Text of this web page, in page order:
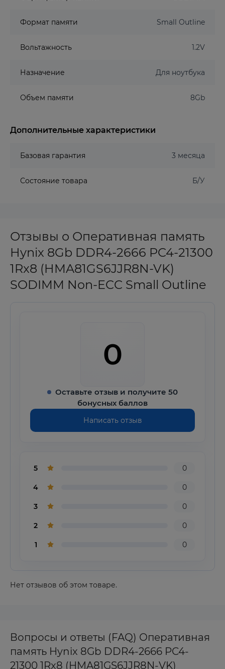
Формат памяти Small Outline
Вольтажность 1.2V
Назначение Для ноутбука
Объем памяти 8Gb
Дополнительные характеристики
Базовая гарантия 3 месяца
Состояние товара Б/У
Отзывы о Оперативная память
Hynix 8Gb DDR4-2666 PC4-21300
1Rx8 (HMA81GS6JJR8N-VK)
SODIMM Non-ECC Small Outline
0
Оставьте отзыв и получите 50
бонусных баллов
Написать отзыв
5 0
4 0
3 0
2 0
1 0
Нет отзывов об этом товаре.
Вопросы и ответы (FAQ) Оперативная
память Hynix 8Gb DDR4-2666 PC4-
21300 1Rx8 (HMA81GS6JJR8N-VK)